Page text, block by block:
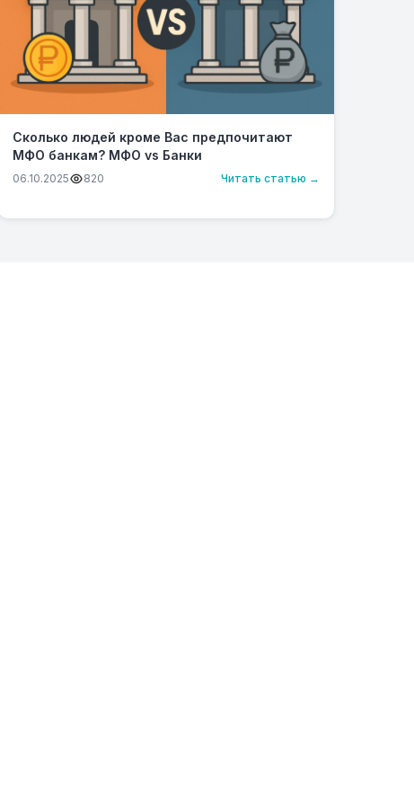
Сколько людей кроме Вас предпочитают
МФО банкам? МФО vs Банки
06.10.2025 820 Читать статью →